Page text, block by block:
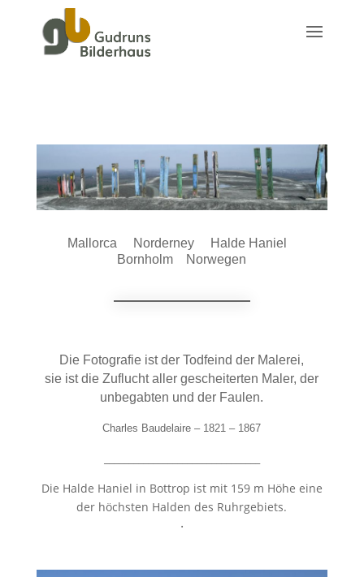
Mallorca Norderney
Halde Haniel
Bornholm
Norwegen
Die Fotografie ist der Todfeind der Malerei,
sie ist die Zuflucht aller gescheiterten Maler, der
unbegabten und der Faulen.
Charles Baudelaire – 1821 – 1867
Die Halde Haniel in Bottrop ist mit 159 m Höhe eine
der höchsten Halden des Ruhrgebiets.
.